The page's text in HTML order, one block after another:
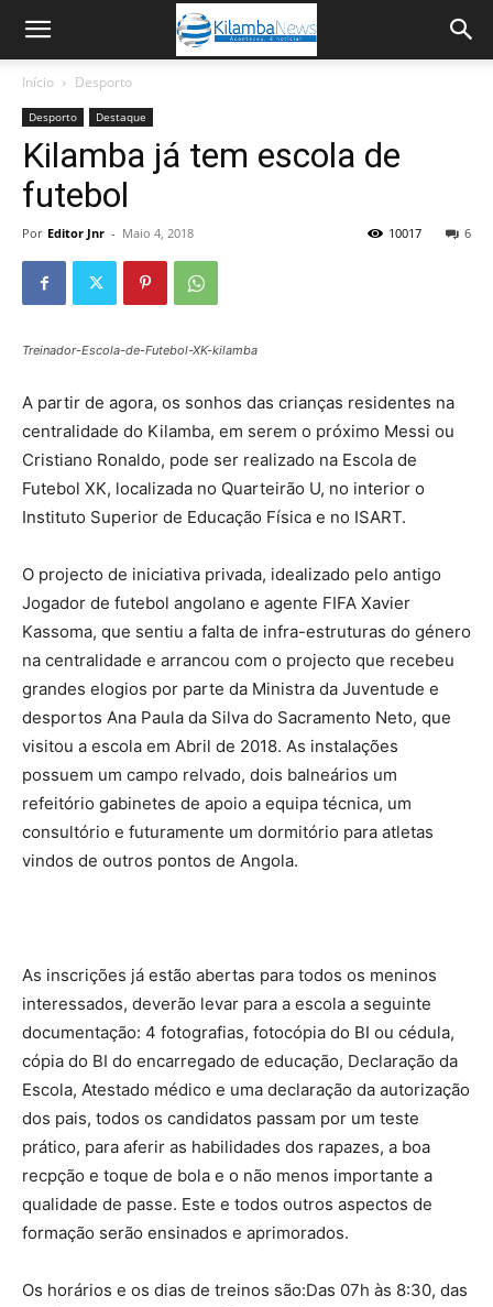
Início Desporto
Desporto Destaque
Kilamba já tem escola de
futebol
Por Editor Jnr - Maio 4, 2018 6
10017
Treinador-Escola-de-Futebol-XK-kilamba
A partir de agora, os sonhos das crianças residentes na
centralidade do Kilamba, em serem o próximo Messi ou
Cristiano Ronaldo, pode ser realizado na Escola de
Futebol XK, localizada no Quarteirão U, no interior o
Instituto Superior de Educação Física e no ISART.
O projecto de iniciativa privada, idealizado pelo antigo
Jogador de futebol angolano e agente FIFA Xavier
Kassoma, que sentiu a falta de infra-estruturas do género
na centralidade e arrancou com o projecto que recebeu
grandes elogios por parte da Ministra da Juventude e
desportos Ana Paula da Silva do Sacramento Neto, que
visitou a escola em Abril de 2018. As instalações
possuem um campo relvado, dois balneários um
refeitório gabinetes de apoio a equipa técnica, um
consultório e futuramente um dormitório para atletas
vindos de outros pontos de Angola.
As inscrições já estão abertas para todos os meninos
interessados, deverão levar para a escola a seguinte
documentação: 4 fotografias, fotocópia do BI ou cédula,
cópia do BI do encarregado de educação, Declaração da
Escola, Atestado médico e uma declaração da autorização
dos pais, todos os candidatos passam por um teste
prático, para aferir as habilidades dos rapazes, a boa
recpção e toque de bola e o não menos importante a
qualidade de passe. Este e todos outros aspectos de
formação serão ensinados e aprimorados.
Os horários e os dias de treinos são:Das 07h às 8:30, das